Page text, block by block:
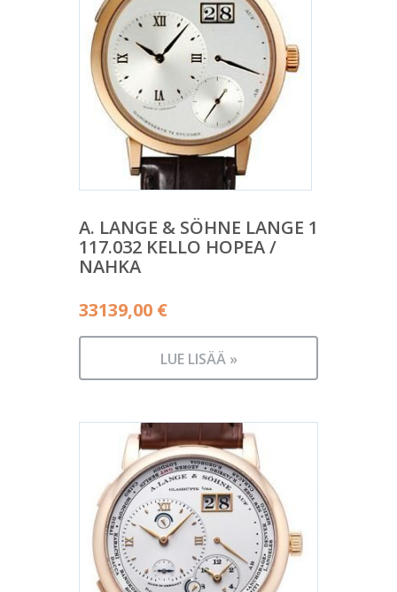
A. LANGE & SÖHNE LANGE 1
117.032 KELLO HOPEA /
NAHKA
33139,00 €
LUE LISÄÄ »